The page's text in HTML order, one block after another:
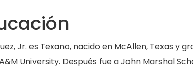
Jr. es Texano, nacido en McAllen, Texas y
University. Después fue a John Marshal